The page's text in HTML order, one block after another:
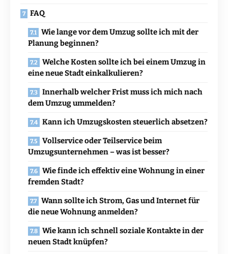
FAQ
Wie lange vor dem Umzug sollte ich mit der
Planung beginnen?
Welche Kosten sollte ich bei einem Umzug in
eine neue Stadt einkalkulieren?
Innerhalb welcher Frist muss ich mich nach
dem Umzug ummelden?
Kann ich Umzugskosten steuerlich absetzen?
Vollservice oder Teilservice beim
Umzugsunternehmen – was ist besser?
Wie finde ich effektiv eine Wohnung in einer
fremden Stadt?
Wann sollte ich Strom, Gas und Internet für
die neue Wohnung anmelden?
Wie kann ich schnell soziale Kontakte in der
neuen Stadt knüpfen?